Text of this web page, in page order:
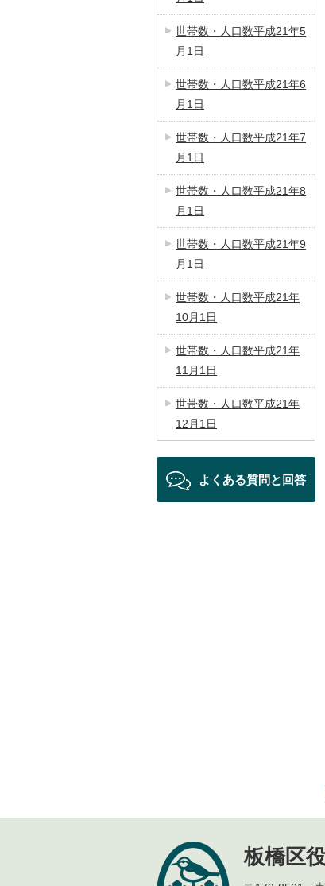
世帯数・人口数平成21年5
月1日
世帯数・人口数平成21年6
月1日
世帯数・人口数平成21年7
月1日
世帯数・人口数平成21年8
月1日
世帯数・人口数平成21年9
月1日
世帯数・人口数平成21年
10月1日
世帯数・人口数平成21年
11月1日
世帯数・人口数平成21年
12月1日
よくある質問と回答
板橋区